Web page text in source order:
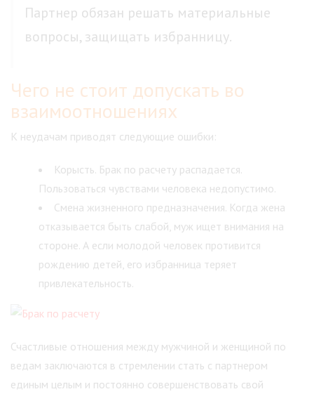
Партнер обязан решать материальные
вопросы, защищать избранницу.
Чего не стоит допускать во
взаимоотношениях
К неудачам приводят следующие ошибки:
Корысть. Брак по расчету распадается.
Пользоваться чувствами человека недопустимо.
Смена жизненного предназначения. Когда жена
отказывается быть слабой, муж ищет внимания на
стороне. А если молодой человек противится
рождению детей, его избранница теряет
привлекательность.
Счастливые отношения между мужчиной и женщиной по
ведам заключаются в стремлении стать с партнером
единым целым и постоянно совершенствовать свой